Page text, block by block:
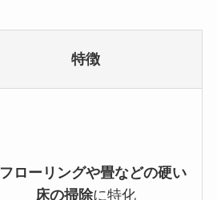
特徴
フローリングや畳などの硬い
床の掃除に特化